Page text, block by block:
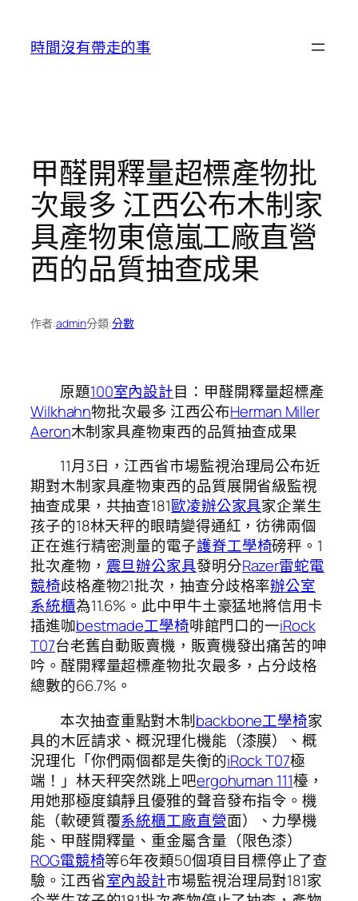
時間沒有帶走的事
甲醛開釋量超標產物批
次最多 江西公布木制家
具產物東億嵐工廠直營
西的品質抽查成果
作者:admin分類:分數
原題100室內設計目：甲醛開釋量超標產
Wilkhahn物批次最多 江西公布Herman Miller
Aeron木制家具產物東西的品質抽查成果
11月3日，江西省市場監視治理局公布近
期對木制家具產物東西的品質展開省級監視
抽查成果，共抽查181歐凌辦公家具家企業生
孩子的18林天秤的眼睛變得通紅，彷彿兩個
正在進行精密測量的電子護脊工學椅磅秤。1
批次產物， 震旦辦公家具發明分Razer雷蛇電
競椅歧格產物21批次，抽查分歧格率辦公室
系統櫃為11.6%。此中甲牛土豪猛地將信用卡
插進咖bestmade工學椅啡館門口的一iRock
T07台老舊自動販賣機，販賣機發出痛苦的呻
吟。醛開釋量超標產物批次最多，占分歧格
總數的66.7%。
本次抽查重點對木制backbone工學椅家
具的木匠請求、概況理化機能（漆膜）、概
況理化「你們兩個都是失衡的iRock T07極
端！」林天秤突然跳上吧ergohuman 111檯，
用她那極度鎮靜且優雅的聲音發布指令。機
能（軟硬質覆系統櫃工廠直營面）、力學機
能、甲醛開釋量、重金屬含量（限色漆）
ROG電競椅等6年夜類50個項目目標停止了查
驗。江西省室內設計市場監視治理局對181家